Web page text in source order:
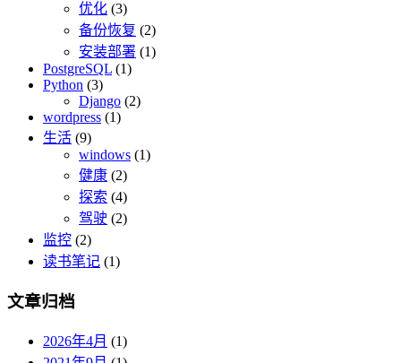
优化 (3)
备份恢复 (2)
安装部署 (1)
PostgreSQL (1)
Python (3)
Django (2)
wordpress (1)
生活 (9)
windows (1)
健康 (2)
探索 (4)
驾驶 (2)
监控 (2)
读书笔记 (1)
文章归档
2026年4月 (1)